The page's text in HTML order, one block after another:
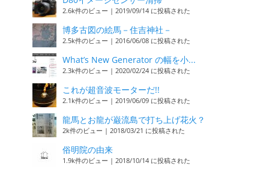
2.6k件のビュー | 2019/09/14 に投稿された
博多古図の絵馬－住吉神社－
2.5k件のビュー | 2016/06/08 に投稿された
What’s New Generator の幅を小...
2.3k件のビュー | 2020/02/24 に投稿された
これが超音波モーターだ!!
2.1k件のビュー | 2019/06/09 に投稿された
龍馬とお龍が巌流島で打ち上げ花火？
2k件のビュー | 2018/03/21 に投稿された
俗明院の由来
1.9k件のビュー | 2018/10/14 に投稿された